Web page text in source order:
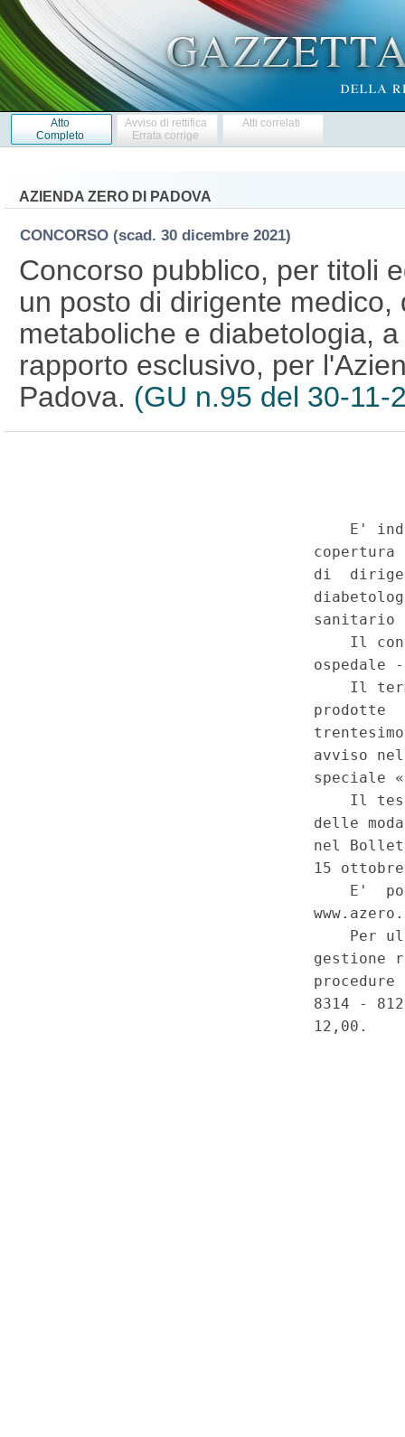
Atto
Completo
Avviso di rettifica
Errata corrige
Atti correlati
AZIENDA ZERO DI PADOVA
CONCORSO (scad. 30 dicembre 2021)
Concorso pubblico, per titoli
un posto di dirigente medico,
metaboliche e diabetologia,
rapporto esclusivo, per
Padova. (GU n.95 del 30-11-